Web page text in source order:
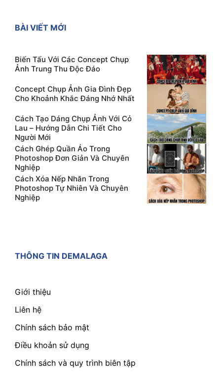
BÀI VIẾT MỚI
Biến Tấu Với Các Concept Chụp
Ảnh Trung Thu Độc Đáo
Concept Chụp Ảnh Gia Đình Đẹp
Cho Khoảnh Khắc Đáng Nhớ Nhất
Cách Tạo Dáng Chụp Ảnh Với Cỏ
Lau – Hướng Dẫn Chi Tiết Cho
Người Mới
Cách Ghép Quần Áo Trong
Photoshop Đơn Giản Và Chuyên
Nghiệp
Cách Xóa Nếp Nhăn Trong
Photoshop Tự Nhiên Và Chuyên
Nghiệp
THÔNG TIN DEMALAGA
Giới thiệu
Liên hệ
Chính sách bảo mật
Điều khoản sử dụng
Chính sách và quy trình biên tập